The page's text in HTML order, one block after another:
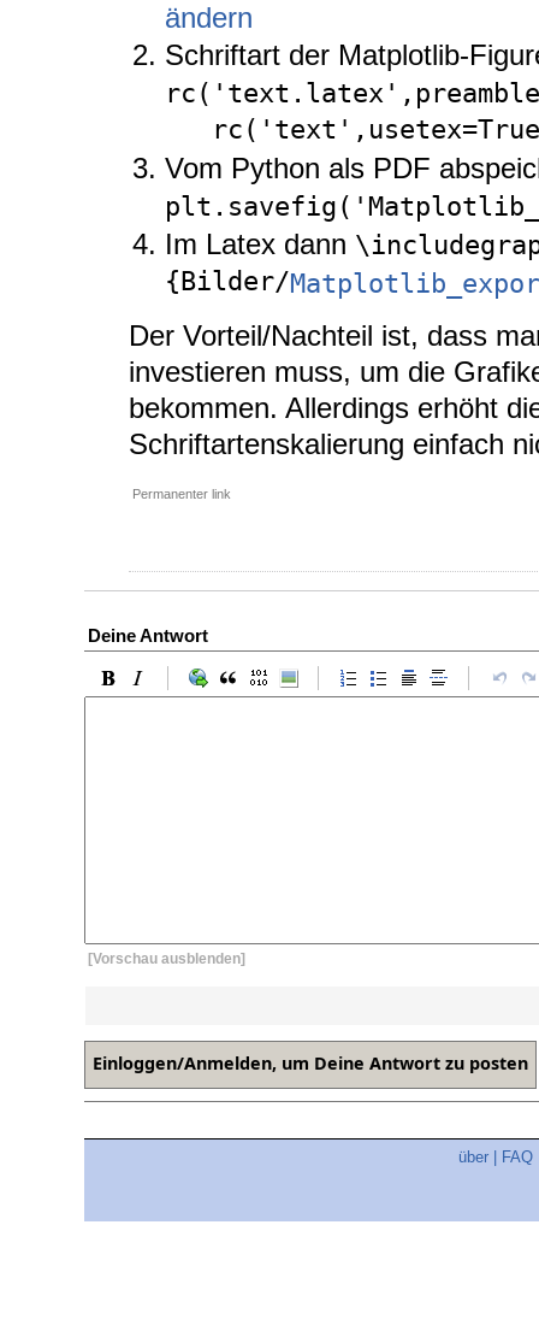
ändern
Schriftart der Matplotlib-
Vom Python als PDF
Im Latex dann
{Bilder/
Der Vorteil/Nachteil ist, dass
investieren muss, um die
bekommen. Allerdings erhöht
Schriftartenskalierung einfach
Permanenter link
Deine Antwort
[Vorschau ausblenden]
über FAQ